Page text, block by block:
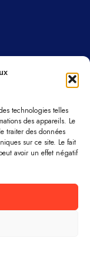
technologies telles
des appareils. Le
traiter des données
sur ce site. Le fait
avoir un effet négatif
©